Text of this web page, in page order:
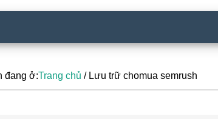
đang ở:Trang chủ /Lưu trữ chomua semrush